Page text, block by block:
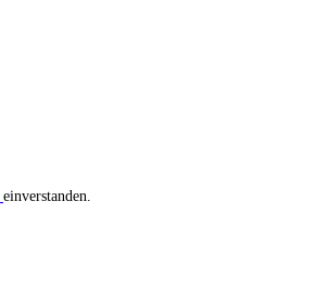
einverstanden.